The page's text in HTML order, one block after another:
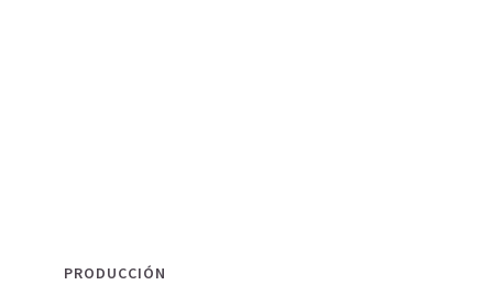
PRODUCCIÓN